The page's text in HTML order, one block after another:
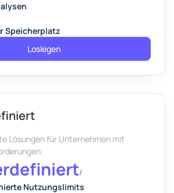
Speicherplatz
Loslegen
Lösungen für Unternehmen mit
/
Nutzungslimits